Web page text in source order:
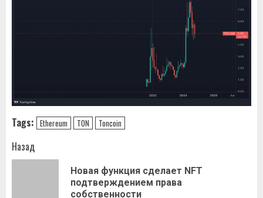
Tags: Ethereum TON Toncoin
Навигация
Назад
Новая функция сделает NFT
подтверждением права
собственности